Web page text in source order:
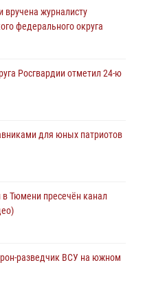
напомнил гражданам о
разведчик ВСУ на южном
росгвардейцы в ходе
вручена журналисту
федерального округа
Росгвардии отметил 24-ю
для юных патриотов
в Тюмени пресечён канал
разведчик ВСУ на южном